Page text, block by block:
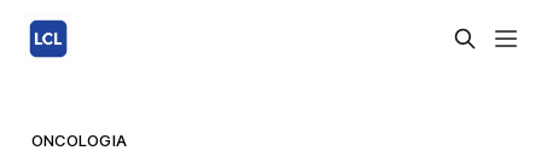
ONCOLOGIA